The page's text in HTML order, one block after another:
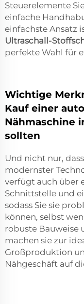
Steuerelemente
einfache
einfachste Ansatz
Ultraschall-
perfekte Wahl für
Wichtige
Kauf einer
Nähmaschine
sollten
Und nicht nur,
modernster
verfügt auch über
Schnittstelle und
sodass Sie sie
können, selbst
robuste Bauweise
machen sie zur
Großproduktion
Nähgeschäft auf